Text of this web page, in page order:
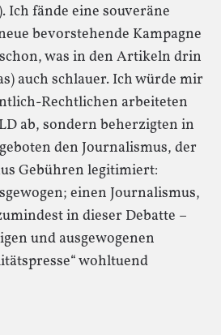
). Ich fände eine souveräne
bevorstehende Kampagne
was in den Artikeln drin
auch schlauer. Ich würde mir
Rechtlichen arbeiteten
ab, sondern beherzigten in
den Journalismus, der
Gebühren legitimiert:
einen Journalismus,
in dieser Debatte –
und ausgewogenen
wohltuend